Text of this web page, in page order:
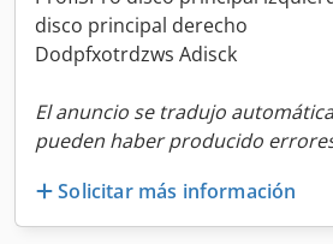
disco principal derecho
Dodpfxotrdzws Adisck
El anuncio se tradujo
pueden haber producido
Solicitar más información